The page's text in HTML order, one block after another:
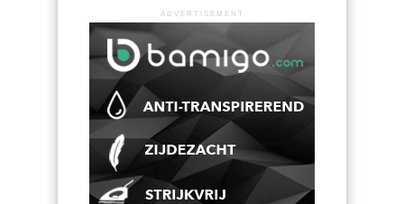
ADVERTISEMENT